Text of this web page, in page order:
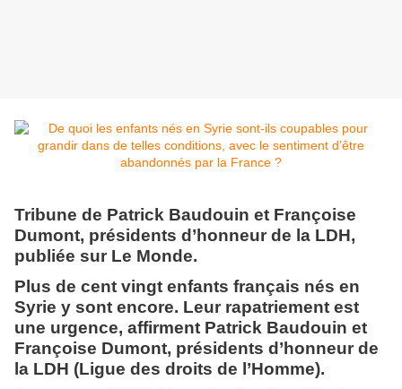
Tribune de Patrick Baudouin et Françoise
Dumont, présidents d’honneur de la LDH,
publiée sur Le Monde.
Plus de cent vingt enfants français nés en
Syrie y sont encore. Leur rapatriement est
une urgence, affirment Patrick Baudouin et
Françoise Dumont, présidents d’honneur de
la LDH (Ligue des droits de l’Homme).